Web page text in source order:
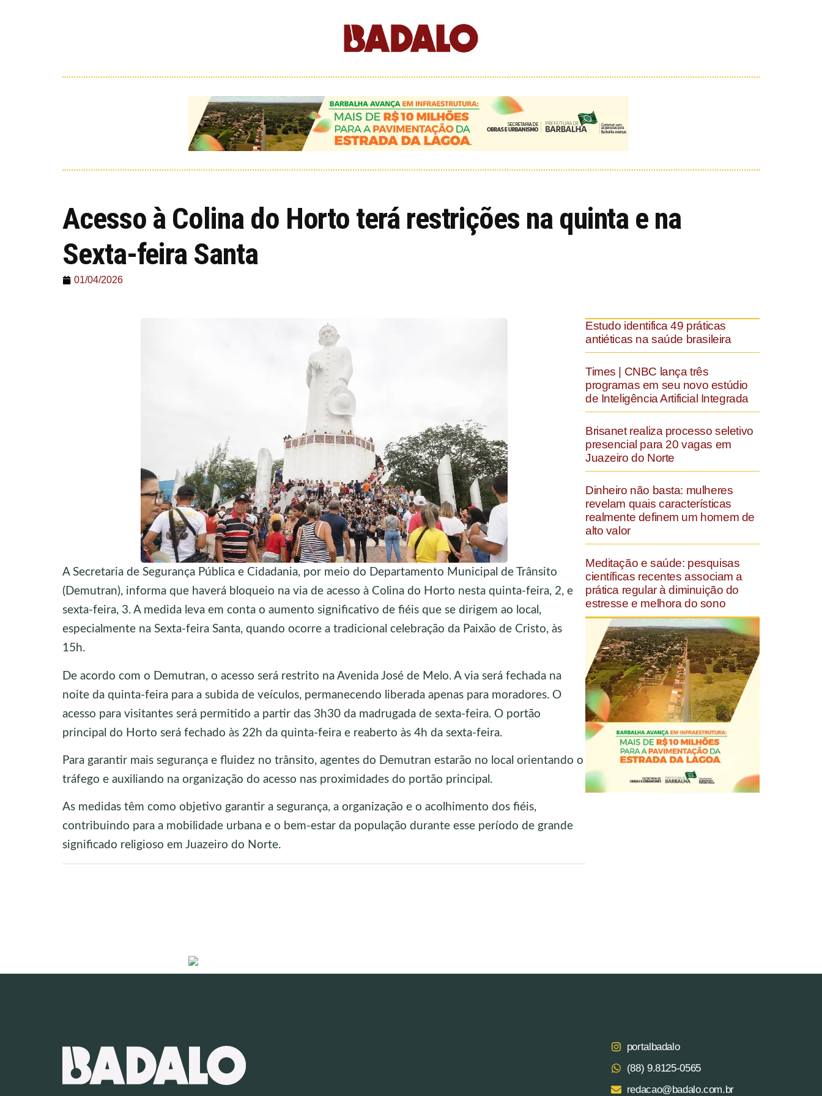
Acesso à Colina do Horto terá restrições na quinta e na
Sexta-feira Santa
01/04/2026
A Secretaria de Segurança Pública e Cidadania, por meio do Departamento Municipal de Trânsito
(Demutran), informa que haverá bloqueio na via de acesso à Colina do Horto nesta quinta-feira, 2, e
sexta-feira, 3. A medida leva em conta o aumento significativo de fiéis que se dirigem ao local,
especialmente na Sexta-feira Santa, quando ocorre a tradicional celebração da Paixão de Cristo, às
15h.
De acordo com o Demutran, o acesso será restrito na Avenida José de Melo. A via será fechada na
noite da quinta-feira para a subida de veículos, permanecendo liberada apenas para moradores. O
acesso para visitantes será permitido a partir das 3h30 da madrugada de sexta-feira. O portão
principal do Horto será fechado às 22h da quinta-feira e reaberto às 4h da sexta-feira.
Para garantir mais segurança e fluidez no trânsito, agentes do Demutran estarão no local orientando o
tráfego e auxiliando na organização do acesso nas proximidades do portão principal.
As medidas têm como objetivo garantir a segurança, a organização e o acolhimento dos fiéis,
contribuindo para a mobilidade urbana e o bem-estar da população durante esse período de grande
significado religioso em Juazeiro do Norte.
Estudo identifica 49 práticas
antiéticas na saúde brasileira
Times | CNBC lança três
programas em seu novo estúdio
de Inteligência Artificial Integrada
Brisanet realiza processo seletivo
presencial para 20 vagas em
Juazeiro do Norte
Dinheiro não basta: mulheres
revelam quais características
realmente definem um homem de
alto valor
Meditação e saúde: pesquisas
científicas recentes associam a
prática regular à diminuição do
estresse e melhora do sono
portalbadalo
(88) 9.8125‑0565‬
redacao@badalo.com.br